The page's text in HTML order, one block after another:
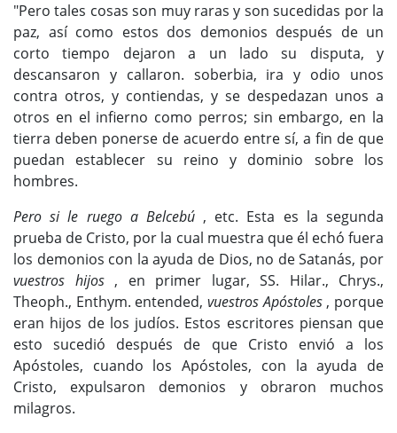
"Pero tales cosas son muy raras y son sucedidas por la
paz, así como estos dos demonios después de un
corto tiempo dejaron a un lado su disputa, y
descansaron y callaron. soberbia, ira y odio unos
contra otros, y contiendas, y se despedazan unos a
otros en el infierno como perros; sin embargo, en la
tierra deben ponerse de acuerdo entre sí, a fin de que
puedan establecer su reino y dominio sobre los
hombres.
Pero si le ruego a Belcebú, etc. Esta es la segunda
prueba de Cristo, por la cual muestra que él echó fuera
los demonios con la ayuda de Dios, no de Satanás, por
vuestros hijos, en primer lugar, SS. Hilar., Chrys.,
Theoph., Enthym. entended, vuestros Apóstoles, porque
eran hijos de los judíos. Estos escritores piensan que
esto sucedió después de que Cristo envió a los
Apóstoles, cuando los Apóstoles, con la ayuda de
Cristo, expulsaron demonios y obraron muchos
milagros.